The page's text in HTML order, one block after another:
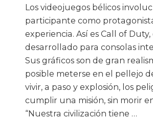
Los videojuegos bélicos
participante como
experiencia. Así es Call of Duty,
desarrollado para consolas
Sus gráficos son de gran
posible meterse en el pellejo
vivir, a paso y explosión, los
cumplir una misión, sin morir
“Nuestra civilización tiene …